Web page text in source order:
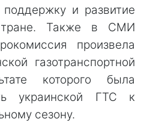
и развитие
Также в СМИ
произвела
газотранспортной
которого была
украинской ГТС к
сезону.